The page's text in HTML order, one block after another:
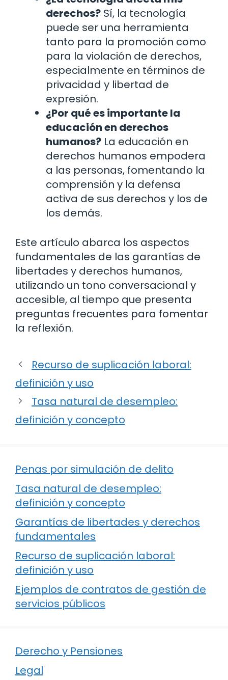
derechos? Sí, la tecnología
puede ser una herramienta
tanto para la promoción como
para la violación de derechos,
especialmente en términos de
privacidad y libertad de
expresión.
¿Por qué es importante la
educación en derechos
humanos? La educación en
derechos humanos empodera
a las personas, fomentando la
comprensión y la defensa
activa de sus derechos y los de
los demás.
Este artículo abarca los aspectos
fundamentales de las garantías de
libertades y derechos humanos,
utilizando un tono conversacional y
accesible, al tiempo que presenta
preguntas frecuentes para fomentar
la reflexión.
Recurso de suplicación laboral:
definición y uso
Tasa natural de desempleo:
definición y concepto
Penas por simulación de delito
Tasa natural de desempleo:
definición y concepto
Garantías de libertades y derechos
fundamentales
Recurso de suplicación laboral:
definición y uso
Ejemplos de contratos de gestión de
servicios públicos
Derecho y Pensiones
Legal